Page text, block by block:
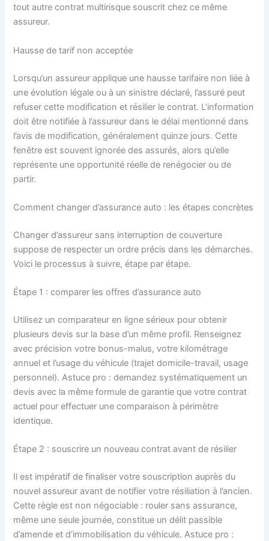
tout autre contrat multirisque souscrit chez ce même
assureur.
Hausse de tarif non acceptée
Lorsqu’un assureur applique une hausse tarifaire non liée à
une évolution légale ou à un sinistre déclaré, l’assuré peut
refuser cette modification et résilier le contrat. L’information
doit être notifiée à l’assureur dans le délai mentionné dans
l’avis de modification, généralement quinze jours. Cette
fenêtre est souvent ignorée des assurés, alors qu’elle
représente une opportunité réelle de renégocier ou de
partir.
Comment changer d’assurance auto : les étapes concrètes
Changer d’assureur sans interruption de couverture
suppose de respecter un ordre précis dans les démarches.
Voici le processus à suivre, étape par étape.
Étape 1 : comparer les offres d’assurance auto
Utilisez un comparateur en ligne sérieux pour obtenir
plusieurs devis sur la base d’un même profil. Renseignez
avec précision votre bonus-malus, votre kilométrage
annuel et l’usage du véhicule (trajet domicile-travail, usage
personnel). Astuce pro : demandez systématiquement un
devis avec la même formule de garantie que votre contrat
actuel pour effectuer une comparaison à périmètre
identique.
Étape 2 : souscrire un nouveau contrat avant de résilier
Il est impératif de finaliser votre souscription auprès du
nouvel assureur avant de notifier votre résiliation à l’ancien.
Cette règle est non négociable : rouler sans assurance,
même une seule journée, constitue un délit passible
d’amende et d’immobilisation du véhicule. Astuce pro :